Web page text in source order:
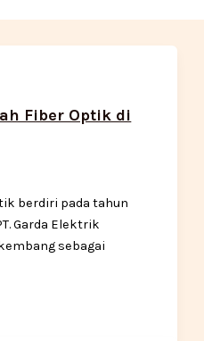
Fiber Optik di
berdiri pada tahun
Garda Elektrik
sebagai